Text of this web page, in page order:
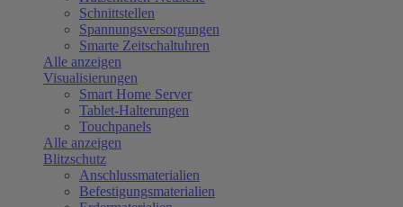
Schnittstellen
Spannungsversorgungen
Smarte Zeitschaltuhren
Alle anzeigen
Visualisierungen
Smart Home Server
Tablet-Halterungen
Touchpanels
Alle anzeigen
Blitzschutz
Anschlussmaterialien
Befestigungsmaterialien